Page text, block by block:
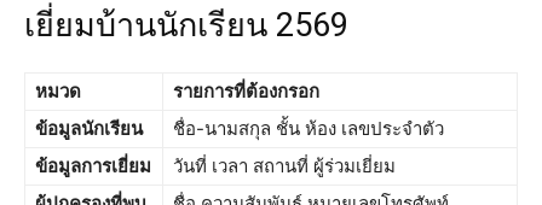
เยี่ยมบ้านนักเรียน 2569
หมวด
รายการที่ต้องกรอก
ข้อมูลนักเรียน
ชื่อ-นามสกุล ชั้น ห้อง เลขประจำตัว
ข้อมูลการเยี่ยม
วันที่ เวลา สถานที่ ผู้ร่วมเยี่ยม